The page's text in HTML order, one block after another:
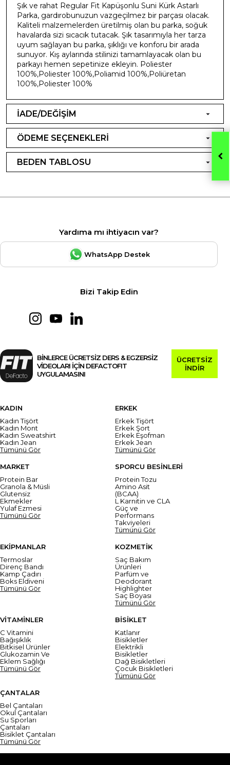
Şık ve rahat Regular Fit Kapüşonlu Suni Kürk Astarlı
Parka, gardırobunuzun vazgeçilmez bir parçası olacak.
Kaliteli malzemelerden üretilmiş olan bu parka, soğuk
havalarda sizi sıcacık tutacak. Şık tasarımıyla her tarza
uyum sağlayan bu parka, şıklığı ve konforu bir arada
sunuyor. Kış aylarında stilinizi tamamlayacak olan bu
parkayı hemen sepetinize ekleyin. Poliester
100%,Poliester 100%,Poliamid 100%,Poliüretan
100%,Poliester 100%
İADE/DEĞİŞİM
ÖDEME SEÇENEKLERİ
BEDEN TABLOSU
Yardıma mı ihtiyacın var?
WhatsApp Destek
Bizi Takip Edin
BİNLERCE ÜCRETSİZ DERS & EGZERSİZ
VİDEOLARI İÇİN DEFACTOFIT
UYGULAMASINI
ÜCRETSİZ
İNDİR
KADIN
Kadın Tişört
Kadın Mont
Kadın Sweatshirt
Kadın Jean
Tümünü Gör
ERKEK
Erkek Tişört
Erkek Şort
Erkek Eşofman
Erkek Jean
Tümünü Gör
MARKET
Protein Bar
Granola & Müsli
Glutensiz
Ekmekler
Yulaf Ezmesi
Tümünü Gör
SPORCU BESİNLERİ
Protein Tozu
Amino Asit
(BCAA)
L Karnitin ve CLA
Güç ve
Performans
Takviyeleri
Tümünü Gör
EKİPMANLAR
Termoslar
Direnç Bandı
Kamp Çadırı
Boks Eldiveni
Tümünü Gör
KOZMETİK
Saç Bakım
Ürünleri
Parfüm ve
Deodorant
Highlighter
Saç Boyası
Tümünü Gör
VİTAMİNLER
C Vitamini
Bağışıklık
Bitkisel Ürünler
Glukozamin Ve
Eklem Sağlığı
Tümünü Gör
BİSİKLET
Katlanır
Bisikletler
Elektrikli
Bisikletler
Dağ Bisikletleri
Çocuk Bisikletleri
Tümünü Gör
ÇANTALAR
Bel Çantaları
Okul Çantaları
Su Sporları
Çantaları
Bisiklet Çantaları
Tümünü Gör